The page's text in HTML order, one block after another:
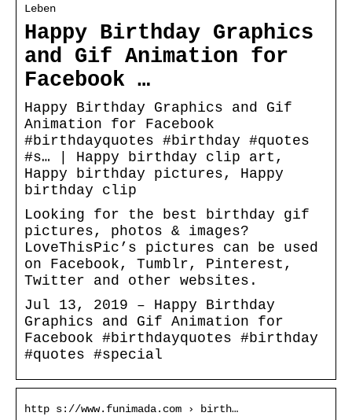
Leben
Happy Birthday Graphics
and Gif Animation for
Facebook …
Happy Birthday Graphics and Gif
Animation for Facebook
#birthdayquotes #birthday #quotes
#s… | Happy birthday clip art,
Happy birthday pictures, Happy
birthday clip
Looking for the best birthday gif
pictures, photos & images?
LoveThisPic’s pictures can be used
on Facebook, Tumblr, Pinterest,
Twitter and other websites.
Jul 13, 2019 – Happy Birthday
Graphics and Gif Animation for
Facebook #birthdayquotes #birthday
#quotes #special
http s://www.funimada.com › birth…